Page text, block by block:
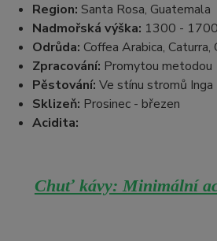
Region: Santa Rosa, Guatemala
Nadmořská výška: 1300 - 1700
Odrůda: Coffea Arabica, Caturra,
Zpracování: Promytou metodou
Pěstování: Ve stínu stromů Inga
Sklizeň: Prosinec - březen
Acidita:
Chuť kávy: Minimální